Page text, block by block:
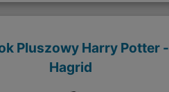
Pluszowy Harry Potter -
Hagrid